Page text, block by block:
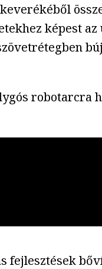
képest
robotarcra
fejlesztések